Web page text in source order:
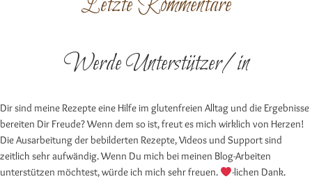
Werde Unterstützer/in
Dir sind meine Rezepte eine Hilfe im glutenfreien Alltag und die Ergebnisse
bereiten Dir Freude? Wenn dem so ist, freut es mich wirklich von Herzen!
Die Ausarbeitung der bebilderten Rezepte, Videos und Support sind
zeitlich sehr aufwändig. Wenn Du mich bei meinen Blog-Arbeiten
unterstützen möchtest, würde ich mich sehr freuen.
-lichen Dank.